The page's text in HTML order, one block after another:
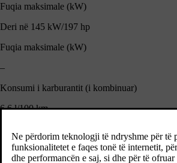
Fuqia maksimale (kW)
Deri në 145 kW/197 hp
Fuqia maksimale (kW)
–
Konsumi i karburantit (i kombinuar)
6.6 l/100 km